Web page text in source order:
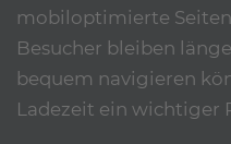
mobiloptimierte Seiten
Besucher bleiben
bequem navigieren
Ladezeit ein wichtiger